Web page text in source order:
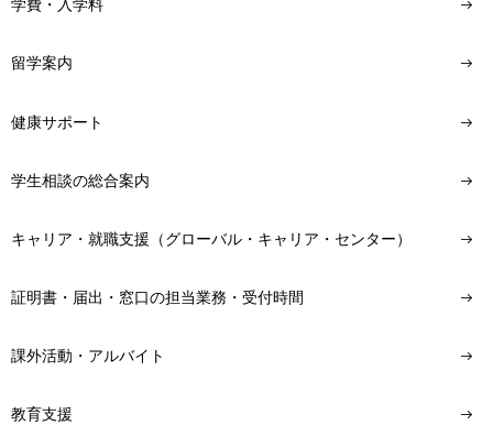
学費・入学料
留学案内
健康サポート
学生相談の総合案内
キャリア・就職支援（グローバル・キャリア・センター）
証明書・届出・窓口の担当業務・受付時間
課外活動・アルバイト
教育支援